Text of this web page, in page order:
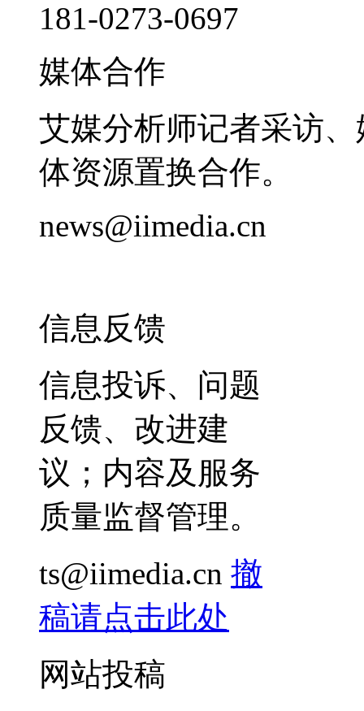
181-0273-0697
媒体合作
艾媒分析师记者采访
体资源置换合作。
news@iimedia.cn
信息反馈
信息投诉、问题
反馈、改进建
议；内容及服务
质量监督管理。
ts@iimedia.cn 撤
稿请点击此处
网站投稿